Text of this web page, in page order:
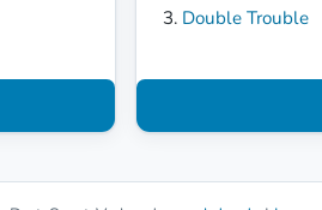
Double Trouble